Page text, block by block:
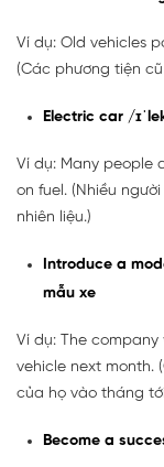
Ví dụ: Old vehicles
(Các phương tiện
Electric car /
Ví dụ: Many people
on fuel. (Nhiều
nhiên liệu.)
Introduce a
mẫu xe
Ví dụ: The
vehicle next month.
của họ vào tháng
Become a